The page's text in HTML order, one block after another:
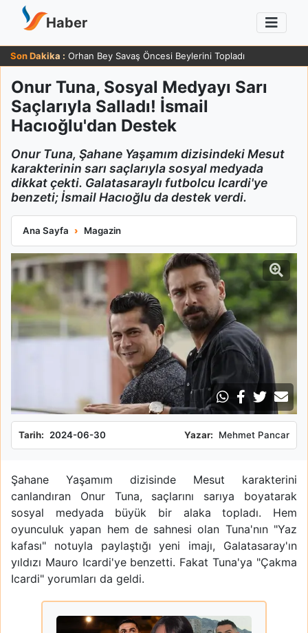
Haber
Son Dakika : Orhan Bey Savaş Öncesi Beylerini Topladı
Onur Tuna, Sosyal Medyayı Sarı
Saçlarıyla Salladı! İsmail
Hacıoğlu'dan Destek
Onur Tuna, Şahane Yaşamım dizisindeki Mesut
karakterinin sarı saçlarıyla sosyal medyada
dikkat çekti. Galatasaraylı futbolcu Icardi'ye
benzeti; İsmail Hacıoğlu da destek verdi.
Ana Sayfa Magazin
Onur Tuna, Sosyal Medyayı Sarı Saçlarıyla Salladı! İsmail
Tarih: 2024-06-30 Yazar: Mehmet Pancar
Şahane Yaşamım dizisinde Mesut karakterini
canlandıran Onur Tuna, saçlarını sarıya boyatarak
sosyal medyada büyük bir alaka topladı. Hem
oyunculuk yapan hem de sahnesi olan Tuna'nın "Yaz
kafası" notuyla paylaştığı yeni imajı, Galatasaray'ın
yıldızı Mauro Icardi'ye benzetti. Fakat Tuna'ya "Çakma
Icardi" yorumları da geldi.